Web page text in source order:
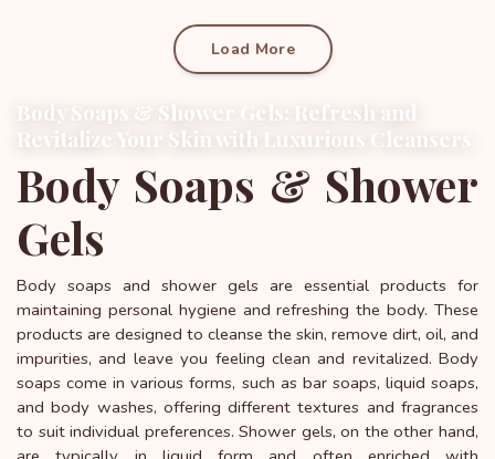
Load More
Body Soaps & Shower Gels: Refresh and
Revitalize Your Skin with Luxurious Cleansers
Body Soaps & Shower
Gels
Body soaps and shower gels are essential products for
maintaining personal hygiene and refreshing the body. These
products are designed to cleanse the skin, remove dirt, oil, and
impurities, and leave you feeling clean and revitalized. Body
soaps come in various forms, such as bar soaps, liquid soaps,
and body washes, offering different textures and fragrances
to suit individual preferences. Shower gels, on the other hand,